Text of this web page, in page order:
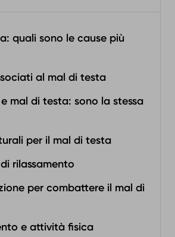
quali sono le cause più
al mal di testa
mal di testa: sono la stessa
per il mal di testa
rilassamento
per combattere il mal di
e attività fisica